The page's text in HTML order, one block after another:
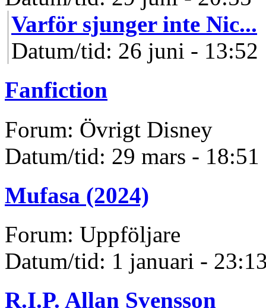
Varför sjunger inte Nic...
Datum/tid: 26 juni - 13:52
Fanfiction
Forum: Övrigt Disney
Datum/tid: 29 mars - 18:51
Mufasa (2024)
Forum: Uppföljare
Datum/tid: 1 januari -
R.I.P. Allan Svensson